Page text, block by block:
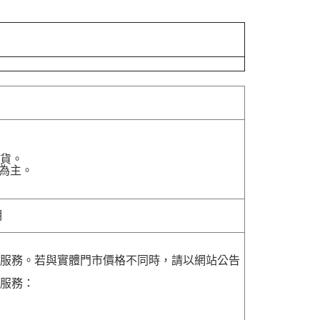
。
主。
務。若與實體門市價格不同時，請以網站公告
務：